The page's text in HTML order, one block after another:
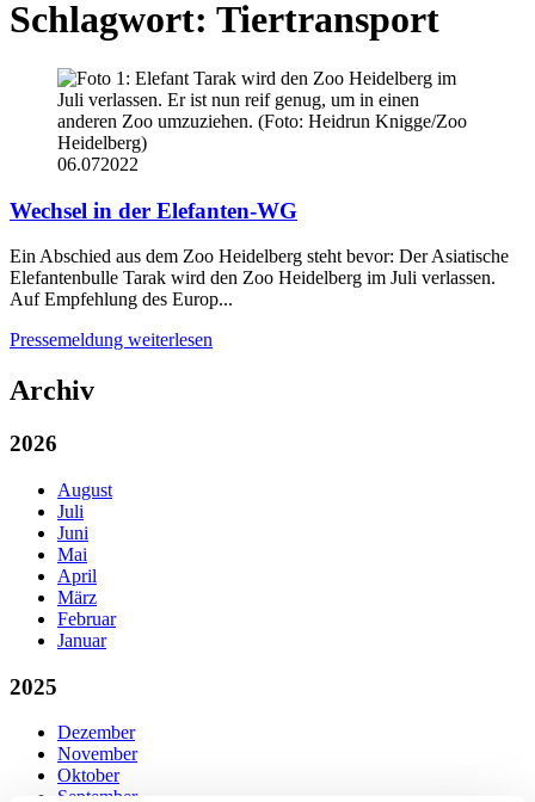
Schlagwort: Tiertransport
06.072022
Wechsel in der Elefanten-WG
Ein Abschied aus dem Zoo Heidelberg steht bevor: Der Asiatische
Elefantenbulle Tarak wird den Zoo Heidelberg im Juli verlassen.
Auf Empfehlung des Europ...
Pressemeldung weiterlesen
Archiv
2026
August
Juli
Juni
Mai
April
März
Februar
Januar
2025
Dezember
November
Oktober
September